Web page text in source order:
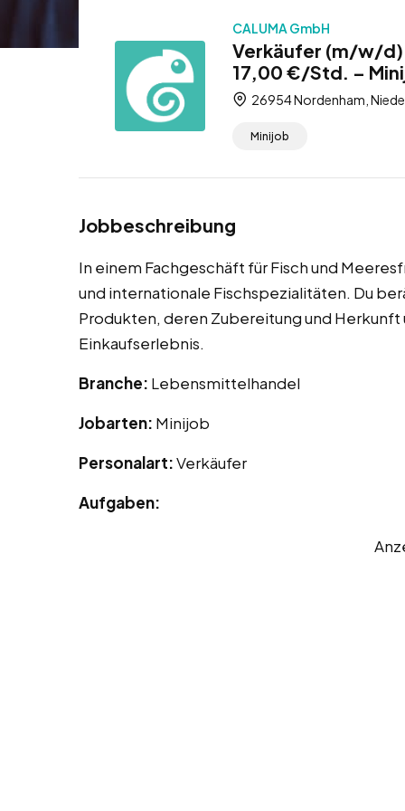
CALUMA GmbH
Verkäufer (m/w/d)
17,00 €/Std. –
26954 Nordenham,
Minijob
Jobbeschreibung
In einem Fachgeschäft für Fisch und
und internationale Fischspezialitäten. Du
Produkten, deren Zubereitung und
Einkaufserlebnis.
Branche: Lebensmittelhandel
Jobarten: Minijob
Personalart:Verkäufer
Aufgaben: